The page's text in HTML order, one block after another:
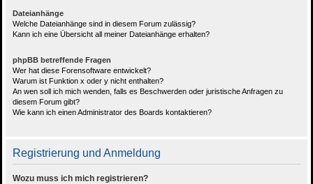
Dateianhänge
Welche Dateianhänge sind in diesem Forum zulässig?
Kann ich eine Übersicht all meiner Dateianhänge erhalten?
phpBB betreffende Fragen
Wer hat diese Forensoftware entwickelt?
Warum ist Funktion x oder y nicht enthalten?
An wen soll ich mich wenden, falls es Beschwerden oder juristische Anfragen zu
diesem Forum gibt?
Wie kann ich einen Administrator des Boards kontaktieren?
Registrierung und Anmeldung
Wozu muss ich mich registrieren?